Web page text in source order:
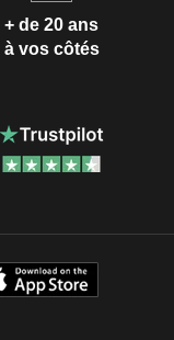
+ de 20 ans
à vos côtés